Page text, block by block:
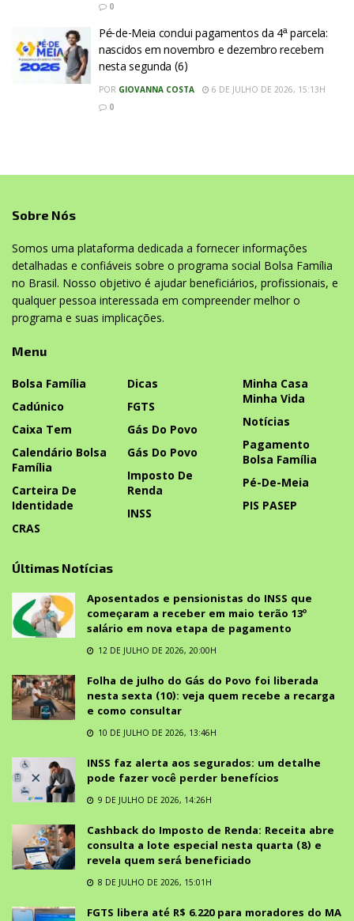
0
Pé-de-Meia conclui pagamentos da 4ª parcela:
nascidos em novembro e dezembro recebem
nesta segunda (6)
POR GIOVANNA COSTA
6 DE JULHO DE 2026, 15:13H
0
Sobre Nós
Somos uma plataforma dedicada a fornecer informações
detalhadas e confiáveis sobre o programa social Bolsa Família
no Brasil. Nosso objetivo é ajudar beneficiários, profissionais, e
qualquer pessoa interessada em compreender melhor o
programa e suas implicações.
Menu
Bolsa Família
Cadúnico
Caixa Tem
Calendário Bolsa
Família
Carteira De
Identidade
CRAS
Dicas
FGTS
Gás Do Povo
Gás Do Povo
Imposto De
Renda
INSS
Minha Casa
Minha Vida
Notícias
Pagamento
Bolsa Família
Pé-De-Meia
PIS PASEP
Últimas Notícias
Aposentados e pensionistas do INSS que
começaram a receber em maio terão 13º
salário em nova etapa de pagamento
12 DE JULHO DE 2026, 20:00H
Folha de julho do Gás do Povo foi liberada
nesta sexta (10): veja quem recebe a recarga
e como consultar
10 DE JULHO DE 2026, 13:46H
INSS faz alerta aos segurados: um detalhe
pode fazer você perder benefícios
9 DE JULHO DE 2026, 14:26H
Cashback do Imposto de Renda: Receita abre
consulta a lote especial nesta quarta (8) e
revela quem será beneficiado
8 DE JULHO DE 2026, 15:01H
FGTS libera até R$ 6.220 para moradores do MA